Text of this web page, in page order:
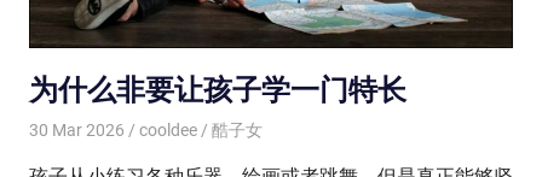
为什么非要让孩子学一门特长
30 Mar 2026 cooldee 酷子女